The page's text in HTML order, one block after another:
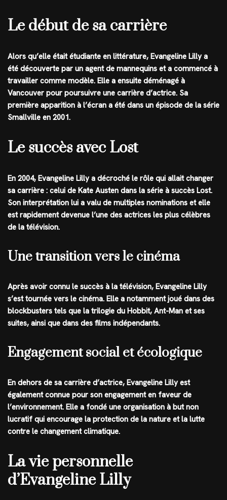
Le début de sa carrière
Alors qu’elle était étudiante en littérature, Evangeline Lilly a
été découverte par un agent de mannequins et a commencé à
travailler comme modèle. Elle a ensuite déménagé à
Vancouver pour poursuivre une carrière d’actrice. Sa
première apparition à l’écran a été dans un épisode de la série
Smallville en 2001.
Le succès avec Lost
En 2004, Evangeline Lilly a décroché le rôle qui allait changer
sa carrière : celui de Kate Austen dans la série à succès Lost.
Son interprétation lui a valu de multiples nominations et elle
est rapidement devenue l’une des actrices les plus célèbres
de la télévision.
Une transition vers le cinéma
Après avoir connu le succès à la télévision, Evangeline Lilly
s’est tournée vers le cinéma. Elle a notamment joué dans des
blockbusters tels que la trilogie du Hobbit, Ant-Man et ses
suites, ainsi que dans des films indépendants.
Engagement social et écologique
En dehors de sa carrière d’actrice, Evangeline Lilly est
également connue pour son engagement en faveur de
l’environnement. Elle a fondé une organisation à but non
lucratif qui encourage la protection de la nature et la lutte
contre le changement climatique.
La vie personnelle
d’Evangeline Lilly